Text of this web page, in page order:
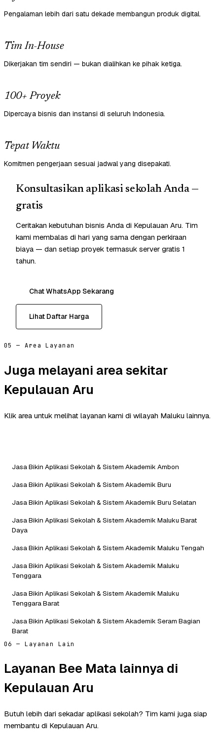
Pengalaman lebih dari satu dekade membangun produk digital.
Tim In-House
Dikerjakan tim sendiri — bukan dialihkan ke pihak ketiga.
100+ Proyek
Dipercaya bisnis dan instansi di seluruh Indonesia.
Tepat Waktu
Komitmen pengerjaan sesuai jadwal yang disepakati.
Konsultasikan aplikasi sekolah Anda —
gratis
Ceritakan kebutuhan bisnis Anda di Kepulauan Aru. Tim
kami membalas di hari yang sama dengan perkiraan
biaya — dan setiap proyek termasuk server gratis 1
tahun.
Chat WhatsApp Sekarang
Lihat Daftar Harga
05 — Area Layanan
Juga melayani area sekitar
Kepulauan Aru
Klik area untuk melihat layanan kami di wilayah Maluku lainnya.
Jasa Bikin Aplikasi Sekolah & Sistem Akademik Ambon
Jasa Bikin Aplikasi Sekolah & Sistem Akademik Buru
Jasa Bikin Aplikasi Sekolah & Sistem Akademik Buru Selatan
Jasa Bikin Aplikasi Sekolah & Sistem Akademik Maluku Barat
Daya
Jasa Bikin Aplikasi Sekolah & Sistem Akademik Maluku Tengah
Jasa Bikin Aplikasi Sekolah & Sistem Akademik Maluku
Tenggara
Jasa Bikin Aplikasi Sekolah & Sistem Akademik Maluku
Tenggara Barat
Jasa Bikin Aplikasi Sekolah & Sistem Akademik Seram Bagian
Barat
06 — Layanan Lain
Layanan Bee Mata lainnya di
Kepulauan Aru
Butuh lebih dari sekadar aplikasi sekolah? Tim kami juga siap
membantu di Kepulauan Aru.